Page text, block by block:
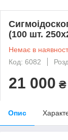
(100 шт.
Немає в
Код: 6082
21 000 ₴
Опис